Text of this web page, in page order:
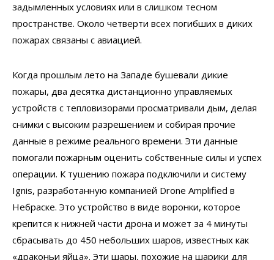
задымленных условиях или в слишком тесном
пространстве. Около четверти всех погибших в диких
пожарах связаны с авиацией.
Когда прошлым лето на Западе бушевали дикие
пожары, два десятка дистанционно управляемых
устройств с тепловизорами просматривали дым, делая
снимки с высоким разрешением и собирая прочие
данные в режиме реального времени. Эти данные
помогали пожарным оценить собственные силы и успех
операции. К тушению пожара подключили и систему
Ignis, разработанную компанией Drone Amplified в
Небраске. Это устройство в виде воронки, которое
крепится к нижней части дрона и может за 4 минуты
сбрасывать до 450 небольших шаров, известных как
«драконьи яйца». Эти шары, похожие на шарики для